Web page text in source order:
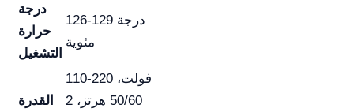
درجة
حرارة
التشغيل
126-129 درجة
مئوية
القدرة
110-220 فولت،
50/60 هرتز، 2